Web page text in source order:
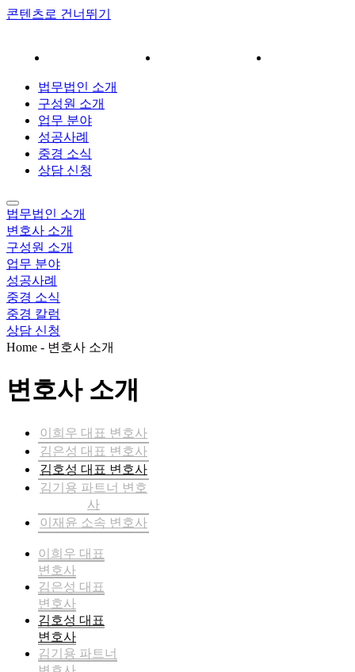
콘텐츠로 건너뛰기
법무법인 소개
구성원 소개
업무 분야
성공사례
중경 소식
상담 신청
법무법인 소개
변호사 소개
구성원 소개
업무 분야
성공사례
중경 소식
중경 칼럼
상담 신청
Home - 변호사 소개
변호사 소개
이희우 대표 변호사
김은성 대표 변호사
김호성 대표 변호사
김기용 파트너 변호
사
이재윤 소속 변호사
이희우 대표
변호사
김은성 대표
변호사
김호성 대표
변호사
김기용 파트너